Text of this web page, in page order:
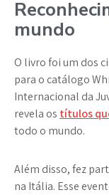
mundo
O livro foi um dos
para o catálogo
Internacional da
revela os títulos
todo o mundo.
Além disso, fez
na Itália. Esse